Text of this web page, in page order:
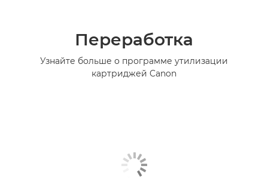
Переработка
Узнайте больше о программе утилизации
картриджей Canon